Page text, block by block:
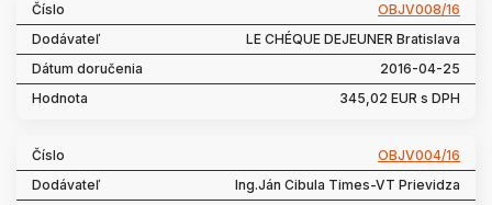
OBJV008/16
LE CHÉQUE DEJEUNER Bratislava
2016-04-25
345,02 EUR s DPH
OBJV004/16
Ing.Ján Cibula Times-VT Prievidza